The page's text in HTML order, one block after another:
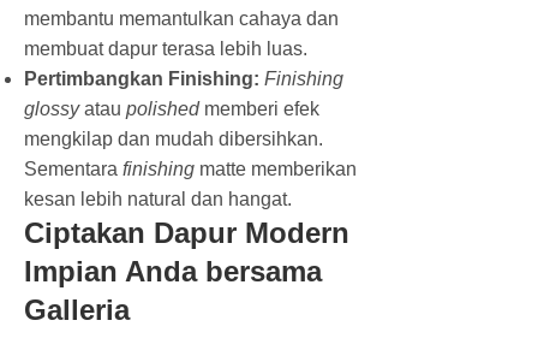
membantu memantulkan cahaya dan
membuat dapur terasa lebih luas.
Pertimbangkan Finishing: Finishing
glossyatau polishedmemberi efek
mengkilap dan mudah dibersihkan.
Sementara finishing matte memberikan
kesan lebih natural dan hangat.
Ciptakan Dapur Modern
Impian Anda bersama
Galleria